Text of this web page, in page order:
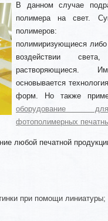
В данном случае
полимера на свет.
полимеров:
полимиризующиеся
воздействии
растворяющиеся.
основывается
форм. Но также
оборудование
фотополимерных
любой печатной
при помощи линиатуры;